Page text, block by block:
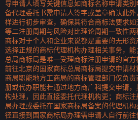
导申请人填写关键信息如商标名称申请类
备代理委托书需申请人签字或盖章确认此
样进行初步审查，确保其符合商标法要求
等二注册周期与风险对比理论周期一致性两
商标对于个人和企业来说都是重要的无形资
选择正规的商标代理机构办理相关事务，
总局商标局是唯一受理商标注册申请的官
前往北京的国家商标总局商标局提交申请
商局职能地方工商局的商标管理部门仅负
册或代办职能若通过地方商广科提交申请
构处理，因此直接委托代理机构更；商标
局办理或委托在国家商标局备案的代理机
径直接到国家商标局办理需申请人自行前